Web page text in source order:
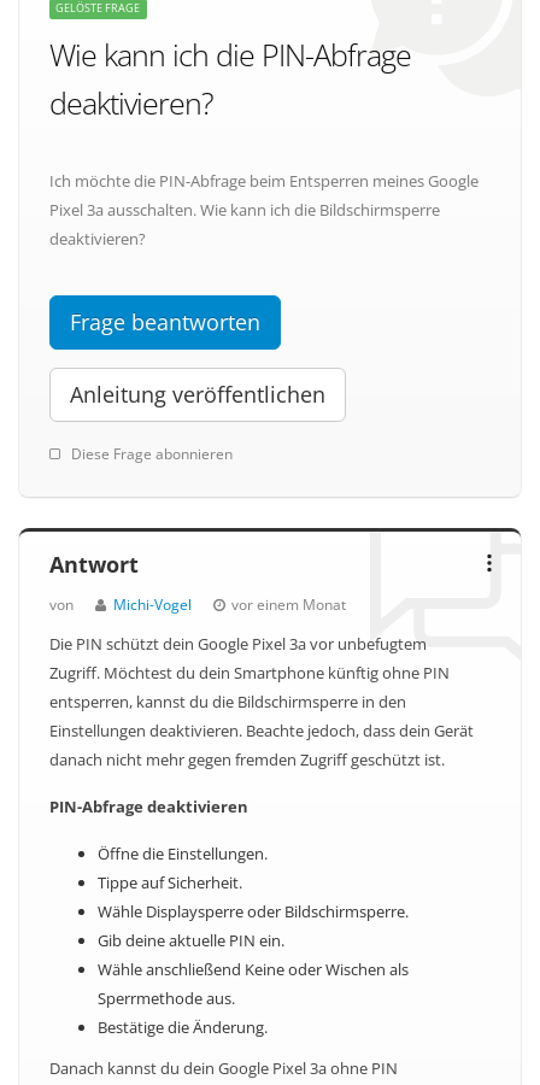
GELÖSTE FRAGE
Wie kann ich die PIN-Abfrage
deaktivieren?
Ich möchte die PIN-Abfrage beim Entsperren meines Google
Pixel 3a ausschalten. Wie kann ich die Bildschirmsperre
deaktivieren?
Frage beantworten
Anleitung veröffentlichen
Diese Frage abonnieren
Antwort
von Michi-Vogel vor einem Monat
Die PIN schützt dein Google Pixel 3a vor unbefugtem
Zugriff. Möchtest du dein Smartphone künftig ohne PIN
entsperren, kannst du die Bildschirmsperre in den
Einstellungen deaktivieren. Beachte jedoch, dass dein Gerät
danach nicht mehr gegen fremden Zugriff geschützt ist.
PIN-Abfrage deaktivieren
Öffne die Einstellungen.
Tippe auf Sicherheit.
Wähle Displaysperre oder Bildschirmsperre.
Gib deine aktuelle PIN ein.
Wähle anschließend Keine oder Wischen als
Sperrmethode aus.
Bestätige die Änderung.
Danach kannst du dein Google Pixel 3a ohne PIN